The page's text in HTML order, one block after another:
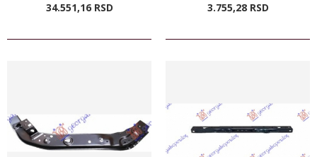
34.551,16 RSD 3.755,28 RSD